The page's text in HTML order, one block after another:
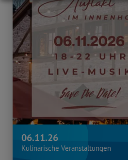
06.11.26
Kulinarische Veranstaltungen